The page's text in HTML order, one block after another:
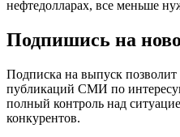
нефтедолларах, все меньше
Подпишись на
Подписка на выпуск
публикаций СМИ по
полный контроль над
конкурентов.